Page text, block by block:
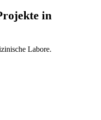
in
Labore.